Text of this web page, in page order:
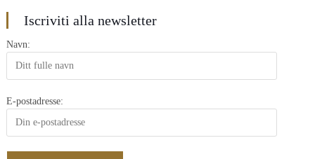
Iscriviti alla newsletter
Navn:
E-postadresse: